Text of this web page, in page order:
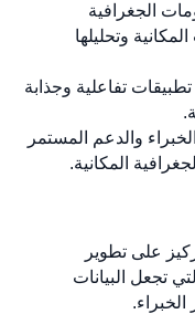
الجغرافية
وتحليلها
تفاعلية وجذابة
والدعم المستمر
المكانية.
على تطوير
تجعل البيانات